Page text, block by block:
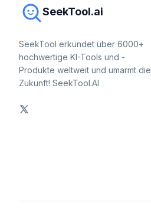
SeekTool.ai
SeekTool erkundet über 6000+
hochwertige KI-Tools und -
Produkte weltweit und umarmt die
Zukunft! SeekTool.AI